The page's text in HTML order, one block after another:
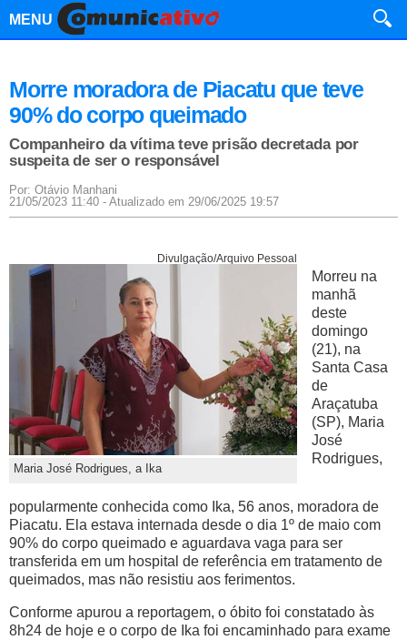
MENU
Morre moradora de Piacatu que teve
90% do corpo queimado
Companheiro da vítima teve prisão decretada por
suspeita de ser o responsável
Por: Otávio Manhani
21/05/2023 11:40 - Atualizado em 29/06/2025 19:57
Divulgação/Arquivo Pessoal
Maria José Rodrigues, a Ika
Morreu na
manhã
deste
domingo
(21), na
Santa Casa
de
Araçatuba
(SP), Maria
José
Rodrigues,
popularmente conhecida como Ika, 56 anos, moradora de
Piacatu. Ela estava internada desde o dia 1º de maio com
90% do corpo queimado e aguardava vaga para ser
transferida em um hospital de referência em tratamento de
queimados, mas não resistiu aos ferimentos.
Conforme apurou a reportagem, o óbito foi constatado às
8h24 de hoje e o corpo de Ika foi encaminhado para exame